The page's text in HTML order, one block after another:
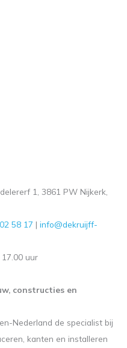
1, 3861 PW Nijkerk,
58 17 |info@dekruijff-
uur
constructies en
Nederland de specialist bij
kanten en installeren